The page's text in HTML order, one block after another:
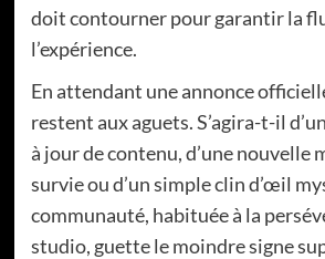
doit contourner pour garantir la
l’expérience.
En attendant une annonce
restent aux aguets. S’agira-t-il
à jour de contenu, d’une nouvelle
survie ou d’un simple clin d’œil
communauté, habituée à la
studio, guette le moindre signe